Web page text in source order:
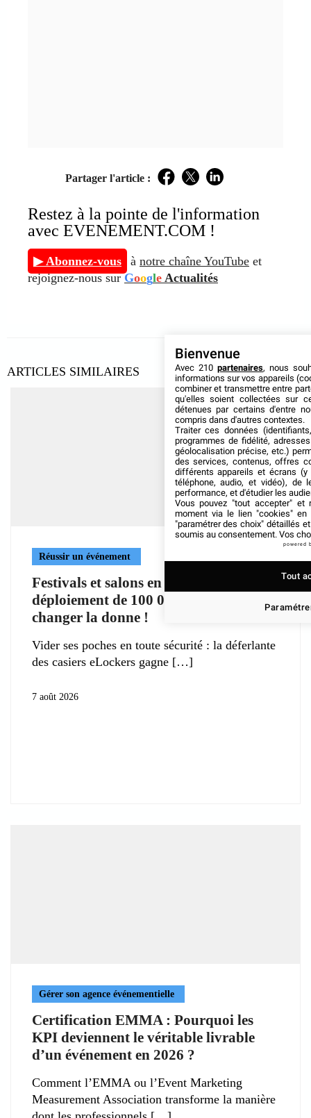
Partager l'article : Facebook
TwitterLinkedIn
Restez à la pointe de l'information
avec EVENEMENT.COM !
▶ Abonnez-vous à notre chaîne YouTube et
rejoignez-nous surGoogle Actualités
ARTICLES SIMILAIRES
Réussir un événement
Festivals et salons en Europe : le
déploiement de 100 000 eLockers va
changer la donne !
Vider ses poches en toute sécurité : la déferlante
des casiers eLockers gagne
7 août 2026
Gérer son agence événementielle
Certification EMMA : Pourquoi les
KPI deviennent le véritable livrable
d’un événement en 2026 ?
Comment l’EMMA ou l’Event Marketing
Measurement Association transforme la manière
Bienvenue
Avec 210 partenaires, nous
informations sur vos appareils
combiner et transmettre entre
qu'elles soient collectées sur
détenues par certains d'entre
compris dans d'autres contextes.
Traiter ces données
programmes de fidélité,
géolocalisation précise, etc.)
des services, contenus, offres
différents appareils et écrans (y
téléphone, audio, et vidéo), de
performance, et d'étudier les
Vous pouvez "tout accepter" et
moment via le lien "cookies" en
"paramétrer des choix" détaillés
soumis au consentement. Vos
powered
Tout